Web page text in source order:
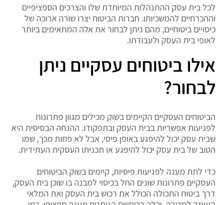
לכל בית עסק ההתנהלות המיוחדת שלו והצרכים הספציפיים
וההכרחיים להמשכיותו. חברות הביטוח יצרו שורה ארוכה של
כיסויים ביטוחיים, מהם ניתן לבחור את אלה המתאימים ביותר
לאופי בית העסק ולעבודתו.
אילו ביטוחים עסקיים ניתן
לבחור?
הביטוחים העסקיים הקיימים בשוק מכילים מגוון פתרונות
לפגיעות אפשריות בבית העסק ובתפקודו. ההנחה הבסיסית היא
שבית עסק יכול להיפגע באופן פיסי, אבל לא פחות מכך, שמו
הטוב של בית עסק יכול להיפגע או תכניתו העסקית העתידית.
כדי לתת מענה לפגיעות פיסיות, קיימים בשוק הביטוחים
העסקיים פתרונות שונים החל בכיסוי למבנה בו שוכן בית העסק,
דרך ביטוח התכולה הכולל את רכוש בית העסק ואת המלאי